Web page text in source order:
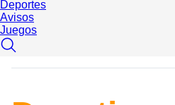
Deportes
Avisos
Juegos